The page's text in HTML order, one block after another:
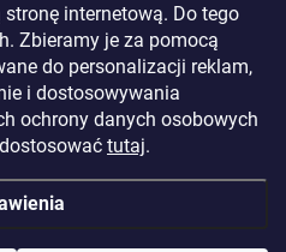
internetową. Do tego
Zbieramy je za pomocą
do personalizacji reklam,
i dostosowywania
ochrony danych osobowych
tutaj.
politykę prywatności.
się